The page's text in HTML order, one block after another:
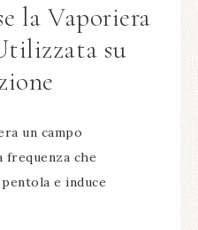
la Vaporiera
su
un campo
che
e induce